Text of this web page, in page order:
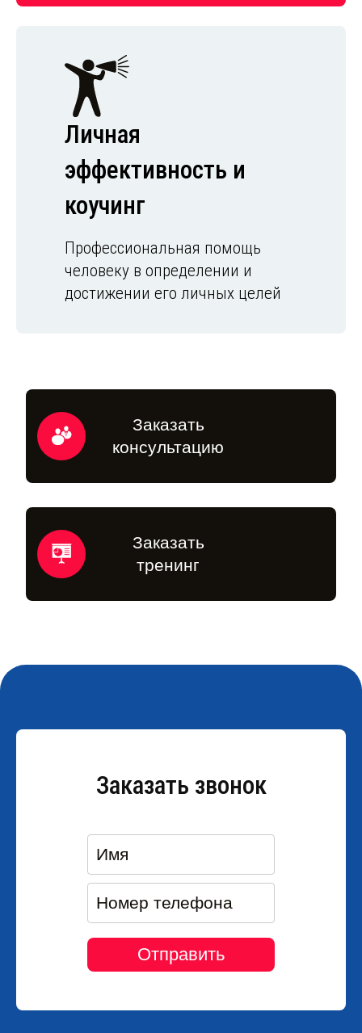
Личная
эффективность и
коучинг
Профессиональная помощь
человеку в определении и
достижении его личных целей
Заказать
консультацию
Заказать
тренинг
Заказать звонок